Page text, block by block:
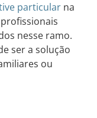
particular na
nesse ramo.
ser a solução
ou